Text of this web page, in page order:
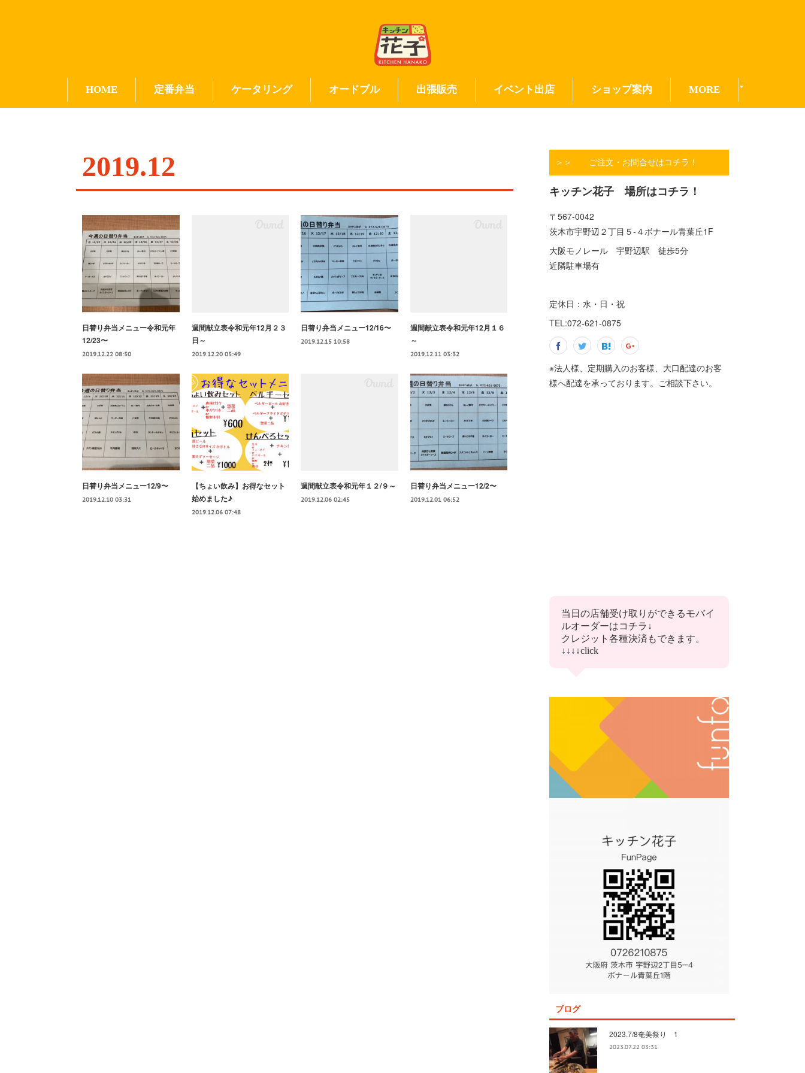
HOME 定番弁当 ケータリング オードブル 出張販売 イベント出店 ショップ案内 MORE
2019.12
日替り弁当メニュー令和元年
12/23〜
2019.12.22 08:50
週間献立表令和元年12月２３
日～
2019.12.20 05:49
日替り弁当メニュー12/16〜
2019.12.15 10:58
週間献立表令和元年12月１６
～
2019.12.11 03:32
日替り弁当メニュー12/9〜
2019.12.10 03:31
【ちょい飲み】お得なセット
始めました♪
2019.12.06 07:48
週間献立表令和元年１２/９～
2019.12.06 02:45
日替り弁当メニュー12/2〜
2019.12.01 06:52
＞＞ ご注文・お問合せはコチラ！
キッチン花子 場所はコチラ！
〒567-0042
茨木市宇野辺２丁目５-４ボナール青葉丘1F
大阪モノレール 宇野辺駅 徒歩5分
近隣駐車場有
定休日：水・日・祝
TEL:072-621-0875
※法人様、定期購入のお客様、大口配達のお客
様へ配達を承っております。ご相談下さい。
ブログ
2023.7/8奄美祭り 1
2023.07.22 03:31